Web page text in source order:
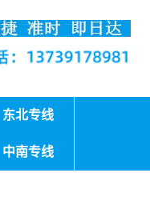
东北专线
中南专线